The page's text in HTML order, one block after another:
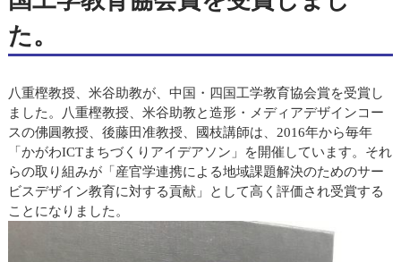
た。
八重樫教授、米谷助教が、中国・四国工学教育協会賞を受賞し
ました。八重樫教授、米谷助教と造形・メディアデザインコー
スの佛圓教授、後藤田准教授、國枝講師は、2016年から毎年
「かがわICTまちづくりアイデアソン」を開催しています。それ
らの取り組みが「産官学連携による地域課題解決のためのサー
ビスデザイン教育に対する貢献」として高く評価され受賞する
ことになりました。